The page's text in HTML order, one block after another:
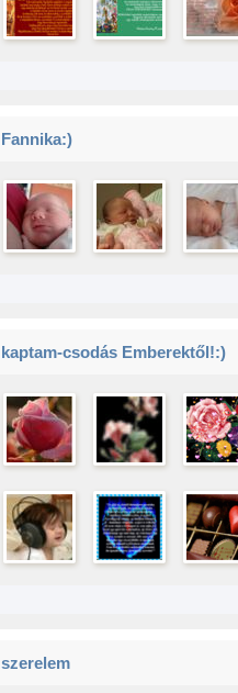
Fannika:)
kaptam-csodás Emberektől!:)
szerelem